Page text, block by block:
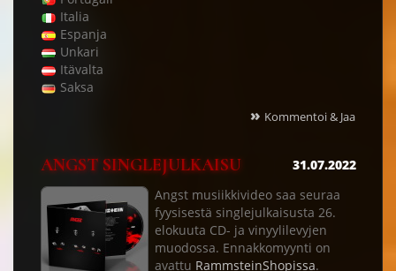
Italia
Espanja
Unkari
Itävalta
Saksa
» Kommentoi & Jaa
ANGST SINGLEJULKAISU
31.07.2022
Angst musiikkivideo saa seuraa
fyysisestä singlejulkaisusta 26.
elokuuta CD- ja vinyylilevyjen
muodossa. Ennakkomyynti on
avattu RammsteinShopissa.